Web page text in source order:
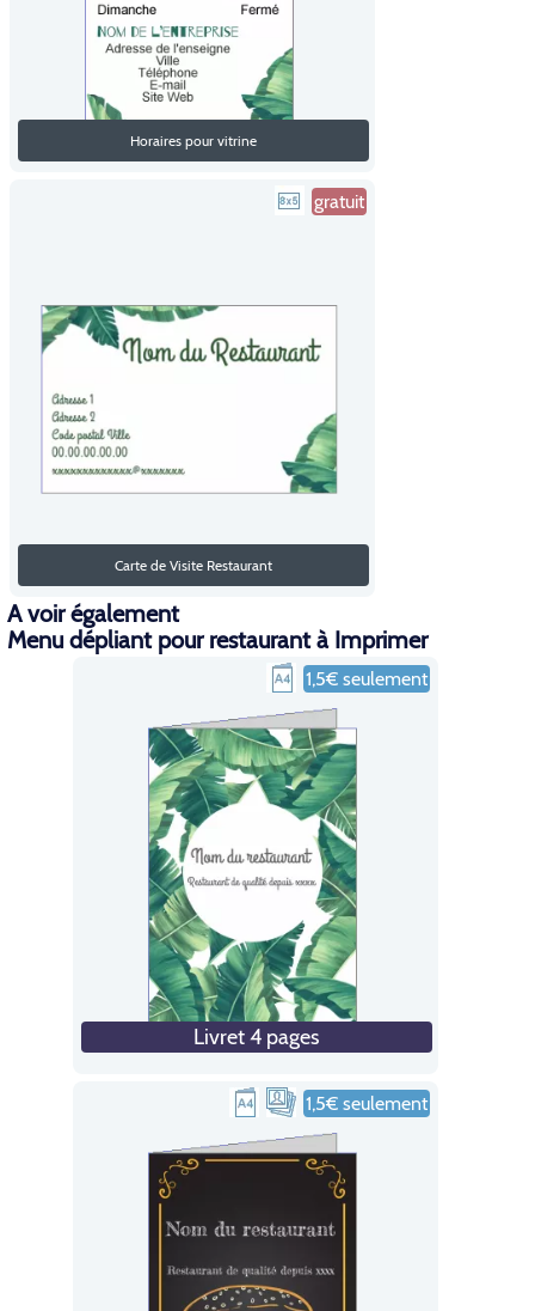
Horaires pour vitrine
gratuit
Carte de Visite Restaurant
A voir également
Menu dépliant pour restaurant à Imprimer
1,5€ seulement
Livret 4 pages
1,5€ seulement